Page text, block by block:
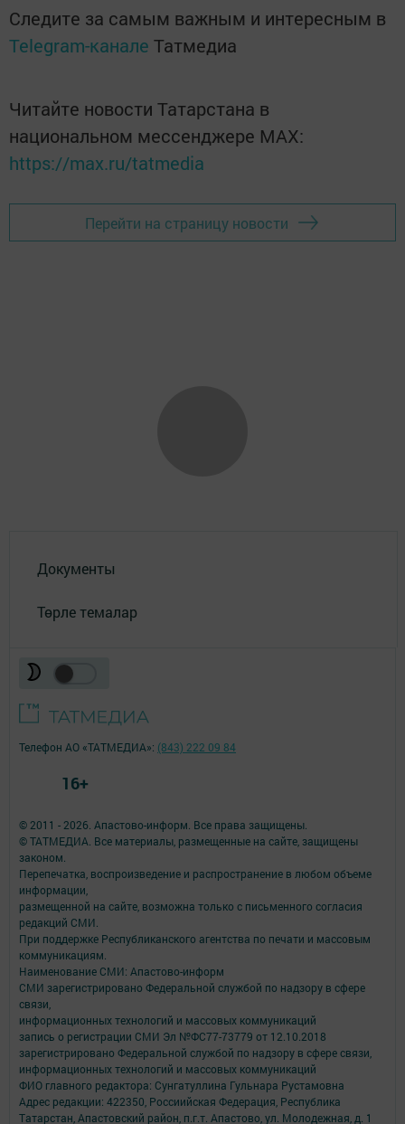
Следите за самым важным и интересным в
Telegram-канале Татмедиа
Читайте новости Татарстана в
национальном мессенджере MАХ:
https://max.ru/tatmedia
Перейти на страницу новости
Документы
Төрле темалар
© 2011 - 2026. Апастово-информ. Все права защищены.
© ТАТМЕДИА. Все материалы, размещенные на сайте, защищены
законом.
Перепечатка, воспроизведение и распространение в любом объеме
информации,
размещенной на сайте, возможна только с письменного согласия
редакций СМИ.
При поддержке Республиканского агентства по печати и массовым
коммуникациям.
Наименование СМИ: Апастово-информ
СМИ зарегистрировано Федеральной службой по надзору в сфере
связи,
информационных технологий и массовых коммуникаций
запись о регистрации СМИ Эл №ФС77-73779 от 12.10.2018
зарегистрировано Федеральной службой по надзору в сфере связи,
информационных технологий и массовых коммуникаций
ФИО главного редактора: Сунгатуллина Гульнара Рустамовна
Адрес редакции: 422350, Россиийская Федерация, Республика
Татарстан, Апастовский район, п.г.т. Апастово, ул. Молодежная, д. 1
Телефон АО «ТАТМЕДИА»: (843) 222 09 84
16+